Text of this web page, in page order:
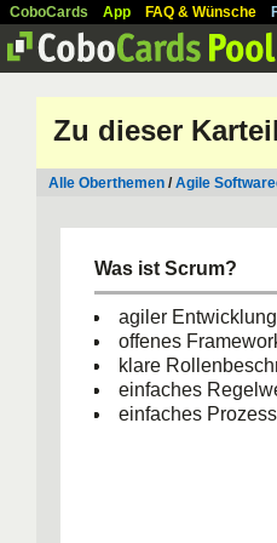
CoboCards App FAQ & Wünsche
Zu dieser
Alle Oberthemen /Agile
Was ist Scrum?
agiler
offenes
klare
einfaches
einfaches